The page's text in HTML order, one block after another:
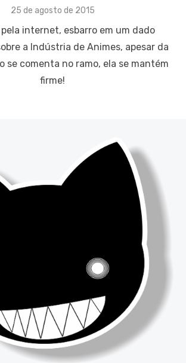
Posted
25 de agosto de 2015
pela internet, esbarro em um dado
a Indústria de Animes, apesar da
se comenta no ramo, ela se mantém
firme!